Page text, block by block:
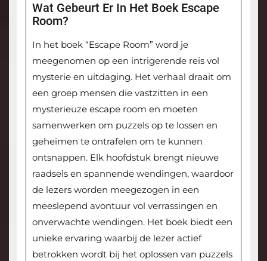
Wat Gebeurt Er In Het Boek Escape
Room?
In het boek “Escape Room” word je
meegenomen op een intrigerende reis vol
mysterie en uitdaging. Het verhaal draait om
een groep mensen die vastzitten in een
mysterieuze escape room en moeten
samenwerken om puzzels op te lossen en
geheimen te ontrafelen om te kunnen
ontsnappen. Elk hoofdstuk brengt nieuwe
raadsels en spannende wendingen, waardoor
de lezers worden meegezogen in een
meeslepend avontuur vol verrassingen en
onverwachte wendingen. Het boek biedt een
unieke ervaring waarbij de lezer actief
betrokken wordt bij het oplossen van puzzels